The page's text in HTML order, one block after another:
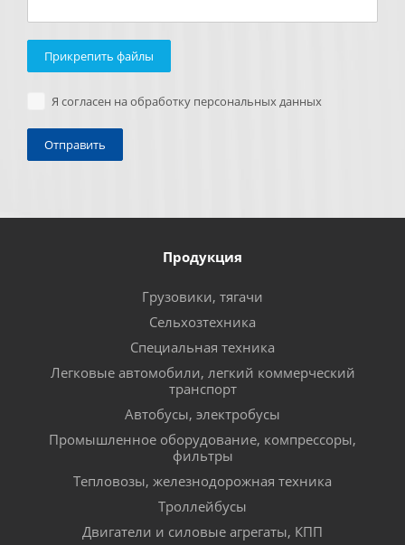
Прикрепить файлы
Я согласен на обработку персональных данных
Продукция
Грузовики, тягачи
Сельхозтехника
Специальная техника
Легковые автомобили, легкий коммерческий
транспорт
Автобусы, электробусы
Промышленное оборудование, компрессоры,
фильтры
Тепловозы, железнодорожная техника
Троллейбусы
Двигатели и силовые агрегаты, КПП